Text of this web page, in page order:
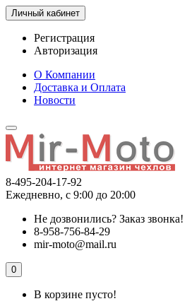
Личный кабинет
Регистрация
Авторизация
О Компании
Доставка и Оплата
Новости
8-495-204-17-92
Ежедневно, с 9:00 до 20:00
Не дозвонились? Заказ звонка!
8-958-756-84-29
mir-moto@mail.ru
0
В корзине пусто!